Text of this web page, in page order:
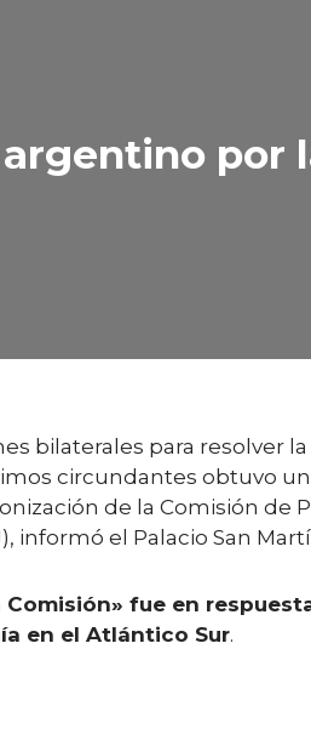
por
bilaterales para resolver
circundantes obtuvo
de la Comisión de
informó el Palacio San
Comisión» fue en
en el Atlántico Sur.